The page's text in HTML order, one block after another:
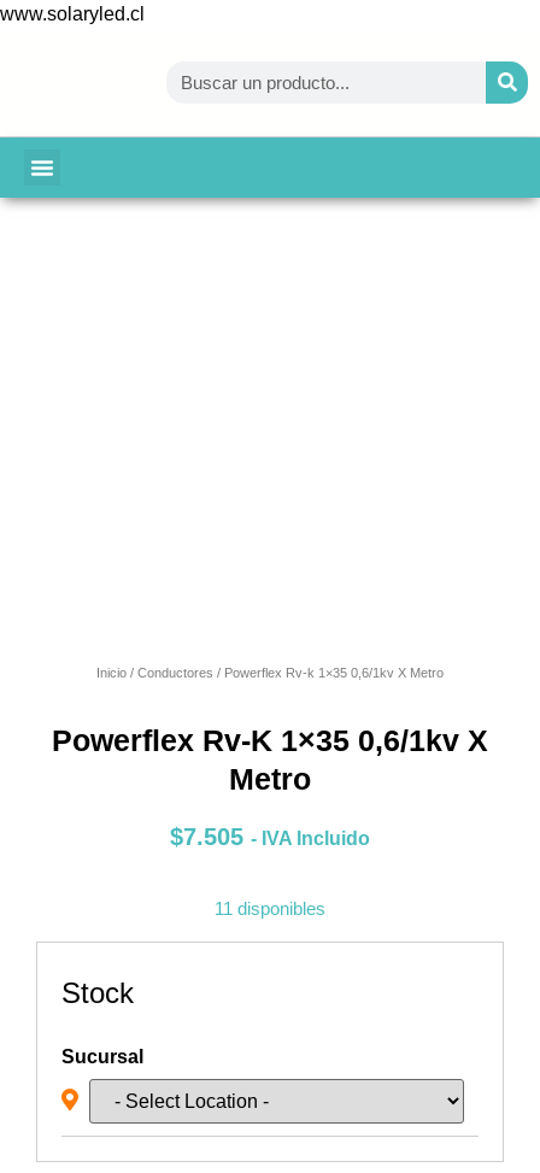
www.solaryled.cl
Inicio / Conductores / Powerflex Rv-k 1×35 0,6/1kv X Metro
Powerflex Rv-K 1×35 0,6/1kv X
Metro
$7.505 - IVA Incluido
11 disponibles
Stock
Sucursal